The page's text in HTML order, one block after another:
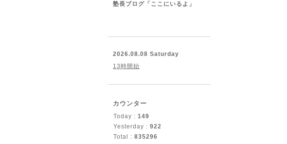
塾長ブログ「ここにいるよ」
2026.08.08 Saturday
13時開始
カウンター
Today : 149
Yesterday : 922
Total : 835296